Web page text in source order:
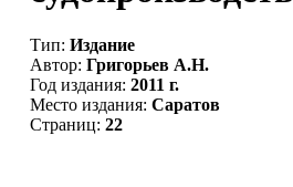
Тип: Издание
Автор: Григорьев А.Н.
Год издания: 2011 г.
Место издания: Саратов
Страниц: 22